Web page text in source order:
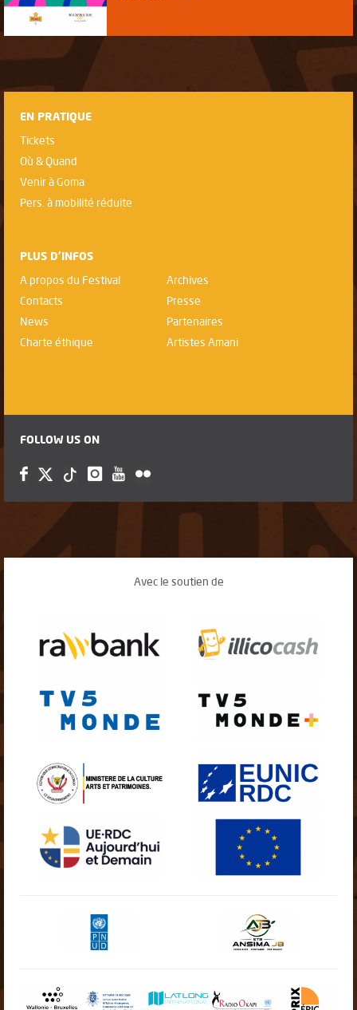
EN PRATIQUE
Tickets
Où & Quand
Venir à Goma
Pers. à mobilité réduite
PLUS D'INFOS
A propos du Festival
Contacts
News
Charte éthique
Archives
Presse
Partenaires
Artistes Amani
FOLLOW US ON
Avec le soutien de